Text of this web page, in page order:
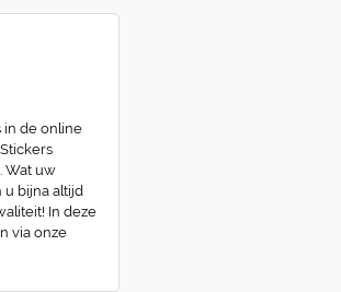
in de online
Wat uw
u bijna altijd
In deze
via onze